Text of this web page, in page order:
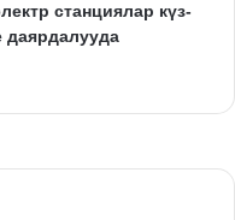
станциялар күз-
даярдалууда